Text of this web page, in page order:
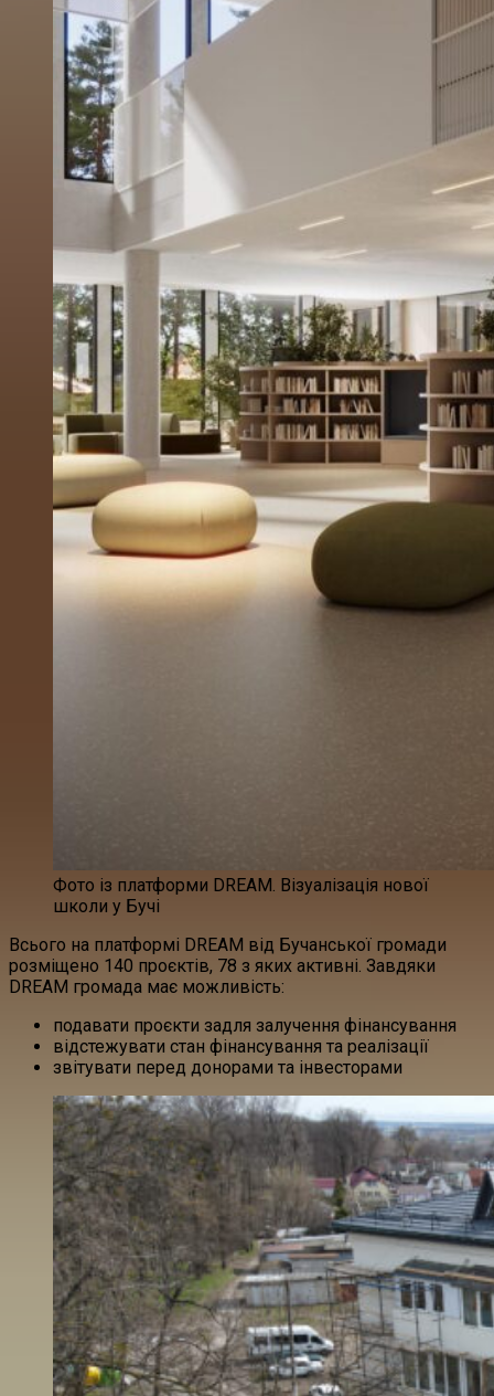
Фото із платформи DREAM. Візуалізація нової
школи у Бучі
Всього на платформі DREAM від Бучанської громади
розміщено 140 проєктів, 78 з яких активні. Завдяки
DREAM громада має можливість:
подавати проєкти задля залучення фінансування
відстежувати стан фінансування та реалізації
звітувати перед донорами та інвесторами